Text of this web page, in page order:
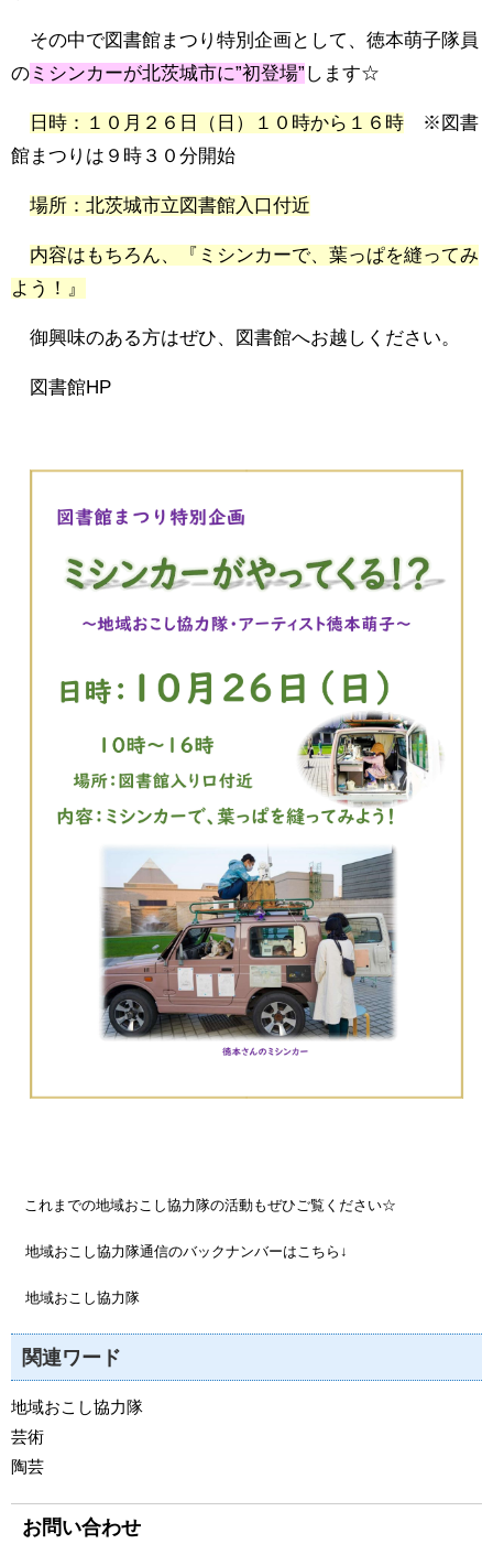
その中で図書館まつり特別企画として、徳本萌子隊員
の ミシンカーが北茨城市に”初登場” します☆
日時：１０月２６日（日）１０時から１６時 ※図書
館まつりは９時３０分開始
場所：北茨城市立図書館入口付近
内容はもちろん、『ミシンカーで、葉っぱを縫ってみ
よう！』
御興味のある方はぜひ、図書館へお越しください。
図書館HP
これまでの地域おこし協力隊の活動もぜひご覧ください☆
地域おこし協力隊通信のバックナンバーはこちら↓
地域おこし協力隊
関連ワード
地域おこし協力隊
芸術
陶芸
お問い合わせ